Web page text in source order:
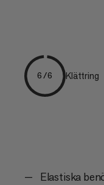
6/6 Klättring
Elastiska